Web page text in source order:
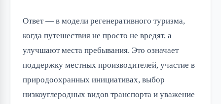
Ответ — в модели регенеративного туризма,
когда путешествия не просто не вредят, а
улучшают места пребывания. Это означает
поддержку местных производителей, участие в
природоохранных инициативах, выбор
низкоуглеродных видов транспорта и уважение